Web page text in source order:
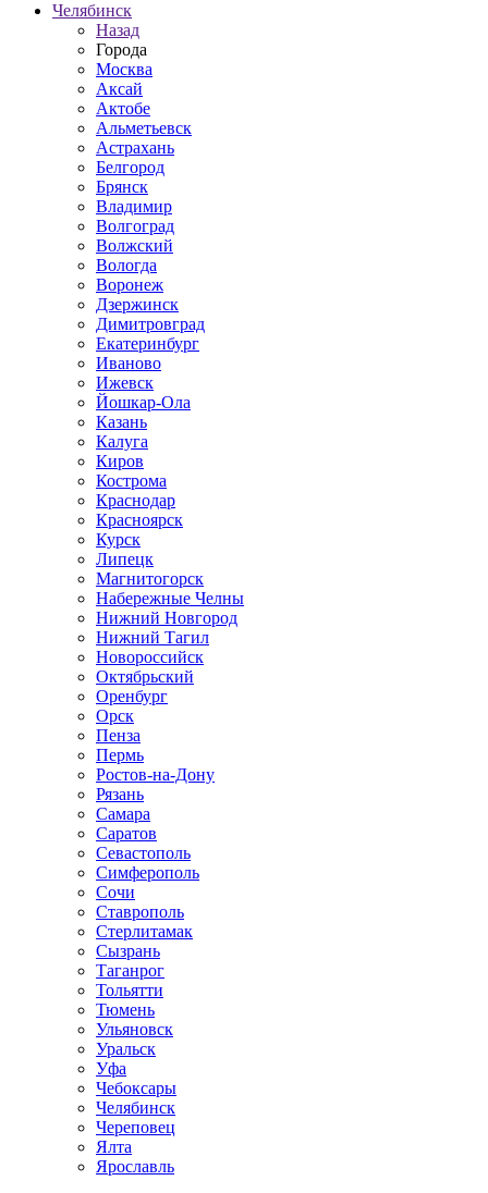
Челябинск
Назад
Города
Москва
Аксай
Актобе
Альметьевск
Астрахань
Белгород
Брянск
Владимир
Волгоград
Волжский
Вологда
Воронеж
Дзержинск
Димитровград
Екатеринбург
Иваново
Ижевск
Йошкар-Ола
Казань
Калуга
Киров
Кострома
Краснодар
Красноярск
Курск
Липецк
Магнитогорск
Набережные Челны
Нижний Новгород
Нижний Тагил
Новороссийск
Октябрьский
Оренбург
Орск
Пенза
Пермь
Ростов-на-Дону
Рязань
Самара
Саратов
Севастополь
Симферополь
Сочи
Ставрополь
Стерлитамак
Сызрань
Таганрог
Тольятти
Тюмень
Ульяновск
Уральск
Уфа
Чебоксары
Челябинск
Череповец
Ялта
Ярославль